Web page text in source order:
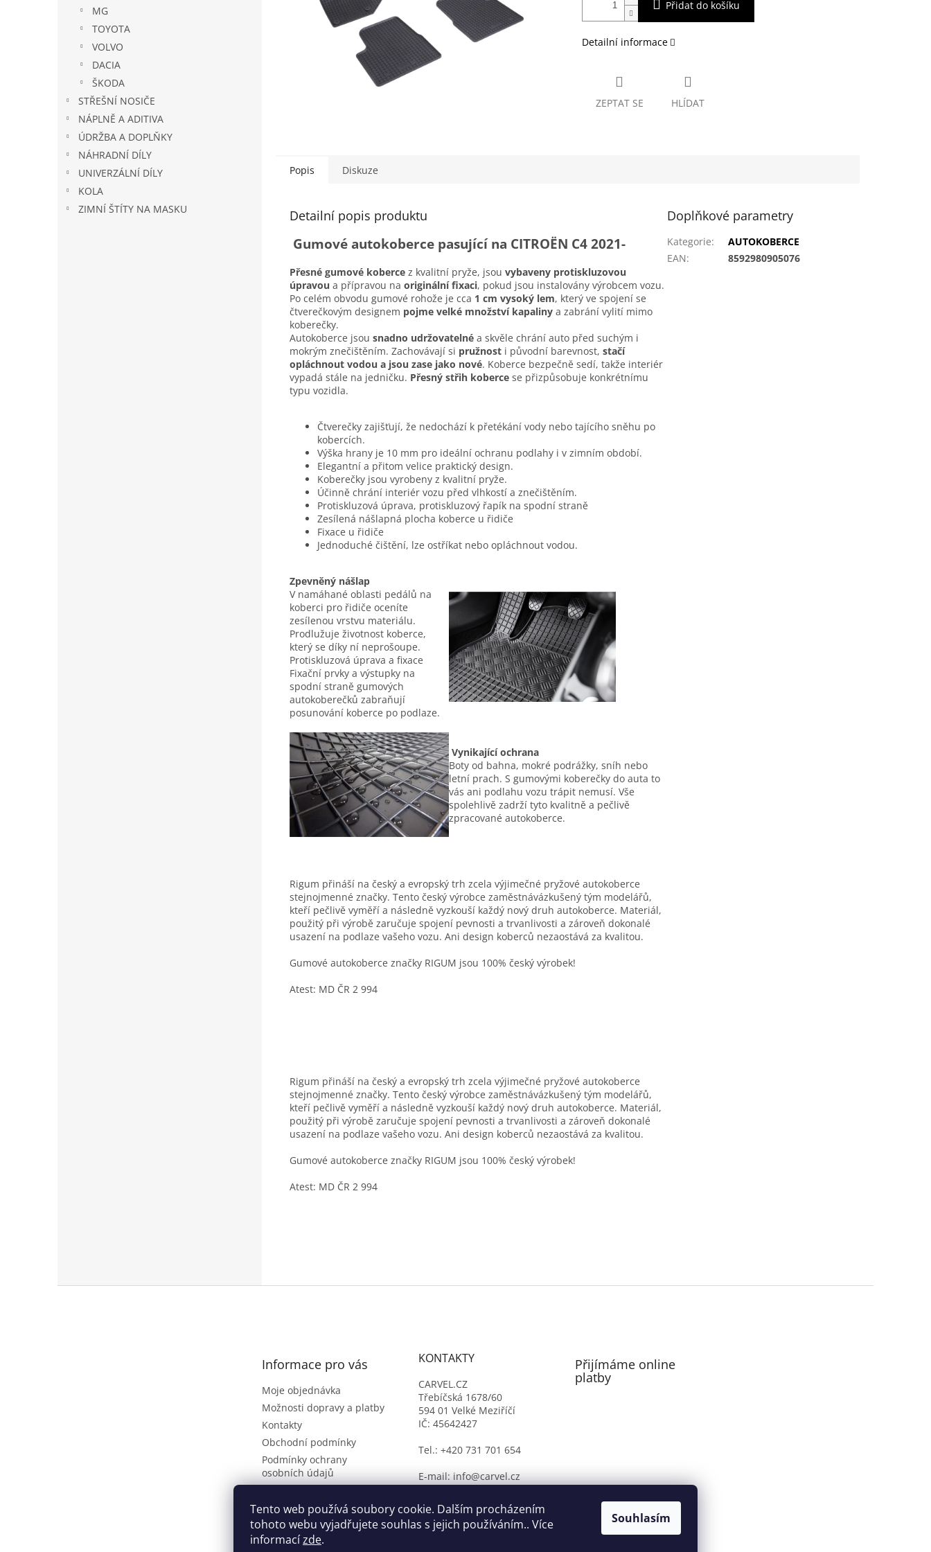
Tento web používá soubory cookie. Dalším procházením
tohoto webu vyjadřujete souhlas s jejich používáním.. Více
informacízde.
Souhlasím
MG
TOYOTA
VOLVO
DACIA
ŠKODA
STŘEŠNÍ NOSIČE
NÁPLNĚ A ADITIVA
ÚDRŽBA A DOPLŇKY
NÁHRADNÍ DÍLY
UNIVERZÁLNÍ DÍLY
KOLA
ZIMNÍ ŠTÍTY NA MASKU
Přidat do košíku
Detailní informace
ZEPTAT SE HLÍDAT
Popis Diskuze
Detailní popis produktu
Gumové autokoberce pasující na CITROËN C4 2021-
Přesné gumové koberce z kvalitní pryže, jsou vybaveny protiskluzovou
úpravou a přípravou na originální fixaci, pokud jsou instalovány výrobcem vozu.
Po celém obvodu gumové rohože je cca 1 cm vysoký lem, který ve spojení se
čtverečkovým designem pojme velké množství kapaliny a zabrání vylití mimo
koberečky.
Autokoberce jsou snadno udržovatelné a skvěle chrání auto před suchým i
mokrým znečištěním. Zachovávají si pružnost i původní barevnost, stačí
opláchnout vodou a jsou zase jako nové. Koberce bezpečně sedí, takže interiér
vypadá stále na jedničku. Přesný střih koberce se přizpůsobuje konkrétnímu
typu vozidla.
Čtverečky zajišťují, že nedochází k přetékání vody nebo tajícího sněhu po
kobercích.
Výška hrany je 10 mm pro ideální ochranu podlahy i v zimním období.
Elegantní a přitom velice praktický design.
Koberečky jsou vyrobeny z kvalitní pryže.
Účinně chrání interiér vozu před vlhkostí a znečištěním.
Protiskluzová úprava, protiskluzový řapík na spodní straně
Zesílená nášlapná plocha koberce u řidiče
Fixace u řidiče
Jednoduché čištění, lze ostříkat nebo opláchnout vodou.
Zpevněný nášlap
V namáhané oblasti pedálů na
koberci pro řidiče oceníte
zesílenou vrstvu materiálu.
Prodlužuje životnost koberce,
který se díky ní neprošoupe.
Protiskluzová úprava a fixace
Fixační prvky a výstupky na
spodní straně gumových
autokoberečků zabraňují
posunování koberce po podlaze.
Vynikající ochrana
Boty od bahna, mokré podrážky, sníh nebo
letní prach. S gumovými koberečky do auta to
vás ani podlahu vozu trápit nemusí. Vše
spolehlivě zadrží tyto kvalitně a pečlivě
zpracované autokoberce.
Rigum přináší na český a evropský trh zcela výjimečné pryžové autokoberce
stejnojmenné značky. Tento český výrobce zaměstnávázkušený tým modelářů,
kteří pečlivě vyměří a následně vyzkouší každý nový druh autokoberce. Materiál,
použitý při výrobě zaručuje spojení pevnosti a trvanlivosti a zároveň dokonalé
usazení na podlaze vašeho vozu. Ani design koberců nezaostává za kvalitou.
Gumové autokoberce značky RIGUM jsou 100% český výrobek!
Atest: MD ČR 2 994
Rigum přináší na český a evropský trh zcela výjimečné pryžové autokoberce
stejnojmenné značky. Tento český výrobce zaměstnávázkušený tým modelářů,
kteří pečlivě vyměří a následně vyzkouší každý nový druh autokoberce. Materiál,
použitý při výrobě zaručuje spojení pevnosti a trvanlivosti a zároveň dokonalé
usazení na podlaze vašeho vozu. Ani design koberců nezaostává za kvalitou.
Gumové autokoberce značky RIGUM jsou 100% český výrobek!
Atest: MD ČR 2 994
Doplňkové parametry
Kategorie:
AUTOKOBERCE
EAN: 8592980905076
Informace pro vás
Moje objednávka
Možnosti dopravy a platby
Kontakty
Obchodní podmínky
Podmínky ochrany
osobních údajů
Vrácení zboží
ČLÁNKY
KONTAKTY
CARVEL.CZ
Třebíčská 1678/60
594 01 Velké Meziříčí
IČ: 45642427
Tel.: +420 731 701 654
E-mail: info@carvel.cz
Přijímáme online
platby